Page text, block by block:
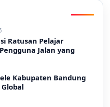
Ratusan Pelajar
Jalan yang
Kabupaten Bandung